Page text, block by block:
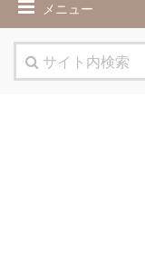
メニュー